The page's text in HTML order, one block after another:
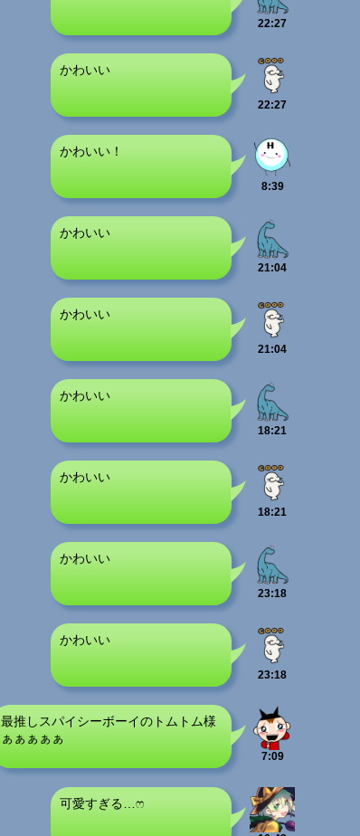
22:27
22:27
かわいい
8:39
かわいい！
21:04
かわいい
21:04
かわいい
18:21
かわいい
18:21
かわいい
23:18
かわいい
23:18
かわいい
7:09
最推しスパイシーボーイのトムトム様
ぁぁぁぁぁ
可愛すぎる…ෆ‪